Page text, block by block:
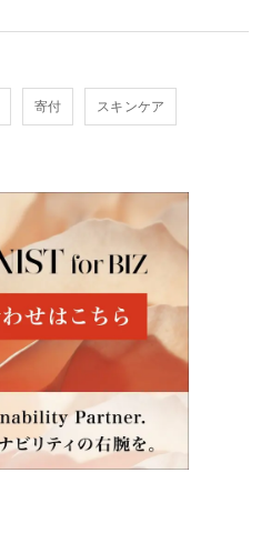
寄付 スキンケア